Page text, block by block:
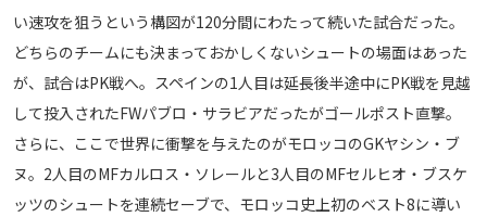
い速攻を狙うという構図が120分間にわたって続いた試合だった。
どちらのチームにも決まっておかしくないシュートの場面はあった
が、試合はPK戦へ。スペインの1人目は延長後半途中にPK戦を見越
して投入されたFWパブロ・サラビアだったがゴールポスト直撃。
さらに、ここで世界に衝撃を与えたのがモロッコのGKヤシン・ブ
ヌ。2人目のMFカルロス・ソレールと3人目のMFセルヒオ・ブスケ
ッツのシュートを連続セーブで、モロッコ史上初のベスト8に導い